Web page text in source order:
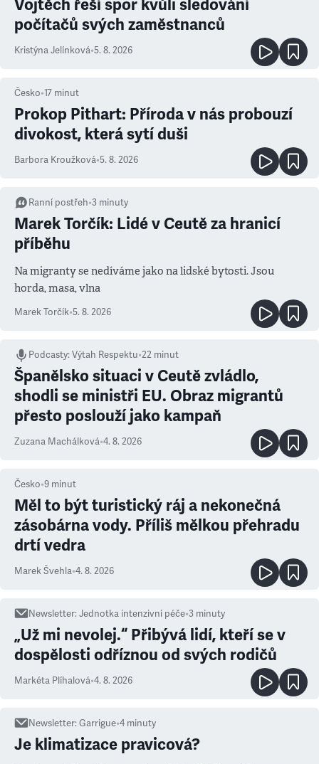
Vojtěch řeší spor kvůli sledování
počítačů svých zaměstnanců
Kristýna Jelínková•5. 8. 2026
Česko•17 minut
Prokop Pithart: Příroda v nás probouzí
divokost, která sytí duši
Barbora Kroužková•5. 8. 2026
Ranní postřeh•3 minuty
Marek Torčík: Lidé v Ceutě za hranicí
příběhu
Na migranty se nedíváme jako na lidské bytosti. Jsou
horda, masa, vlna
Marek Torčík•5. 8. 2026
Podcasty:Výtah Respektu•22 minut
Španělsko situaci v Ceutě zvládlo,
shodli se ministři EU. Obraz migrantů
přesto poslouží jako kampaň
Zuzana Machálková•4. 8. 2026
Česko•9 minut
Měl to být turistický ráj a nekonečná
zásobárna vody. Příliš mělkou přehradu
drtí vedra
Marek Švehla•4. 8. 2026
Newsletter:Jednotka intenzivní péče•3 minuty
„Už mi nevolej.“ Přibývá lidí, kteří se v
dospělosti odříznou od svých rodičů
Markéta Plíhalová•4. 8. 2026
Newsletter:Garrigue•4 minuty
Je klimatizace pravicová?